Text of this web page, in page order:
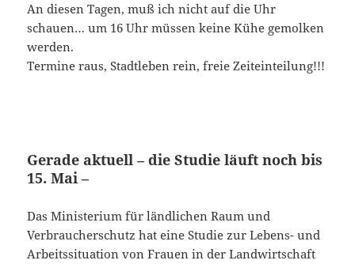
An diesen Tagen, muß ich nicht auf die Uhr
schauen… um 16 Uhr müssen keine Kühe gemolken
werden.
Termine raus, Stadtleben rein, freie Zeiteinteilung!!!
Gerade aktuell – die Studie läuft noch bis
15. Mai –
Das Ministerium für ländlichen Raum und
Verbraucherschutz hat eine Studie zur Lebens- und
Arbeitssituation von Frauen in der Landwirtschaft